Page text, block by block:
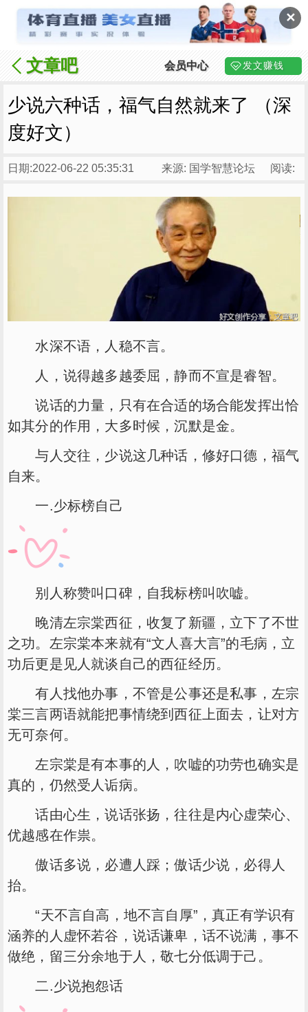
✕
文章吧 会员中心 发文赚钱
少说六种话，福气自然就来了 （深
度好文）
日期:2022-06-22 05:35:31 来源: 国学智慧论坛 阅读:
水深不语，人稳不言。
人，说得越多越委屈，静而不宣是睿智。
说话的力量，只有在合适的场合能发挥出恰
如其分的作用，大多时候，沉默是金。
与人交往，少说这几种话，修好口德，福气
自来。
一.少标榜自己
别人称赞叫口碑，自我标榜叫吹嘘。
晚清左宗棠西征，收复了新疆，立下了不世
之功。左宗棠本来就有“文人喜大言”的毛病，立
功后更是见人就谈自己的西征经历。
有人找他办事，不管是公事还是私事，左宗
棠三言两语就能把事情绕到西征上面去，让对方
无可奈何。
左宗棠是有本事的人，吹嘘的功劳也确实是
真的，仍然受人诟病。
话由心生，说话张扬，往往是内心虚荣心、
优越感在作祟。
傲话多说，必遭人踩；傲话少说，必得人
抬。
“天不言自高，地不言自厚”，真正有学识有
涵养的人虚怀若谷，说话谦卑，话不说满，事不
做绝，留三分余地于人，敬七分低调于己。
二.少说抱怨话